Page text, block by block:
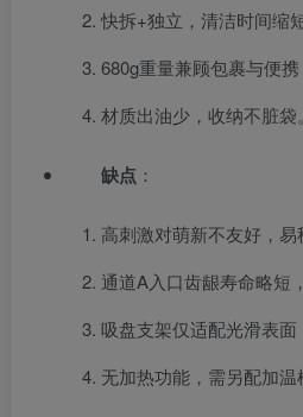
快拆+独立，清洁时间缩
680g重量兼顾包裹与便携
材质出油少，收纳不脏袋。
缺点 ：
高刺激对萌新不友好，易
通道A入口齿龈寿命略短
吸盘支架仅适配光滑表面
无加热功能，需另配加温